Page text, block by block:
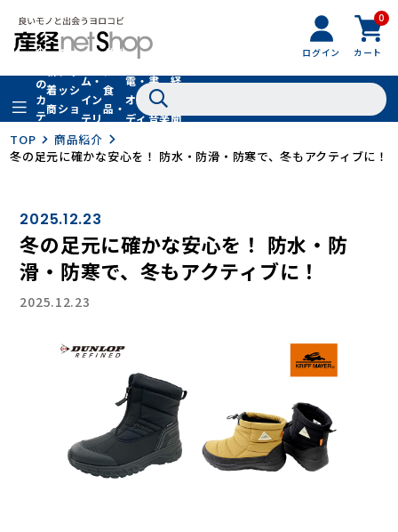
ログイン
0
カート
全
の
カ
テ
リ
着
商
品
フ
ッ
シ
ョ
ン
フ
ァ
シ
ョ
ン
小
物
ム・
イン
テリ
ア
グル
食
品・
ドリ
ンク
家
電・
オー
ディ
書
籍・
音楽
経
聞
TOP
商品紹介
冬の足元に確かな安心を！ 防水・防滑・防寒で、冬もアクティブに！
2025.12.23
冬の足元に確かな安心を！ 防水・防
滑・防寒で、冬もアクティブに！
2025.12.23